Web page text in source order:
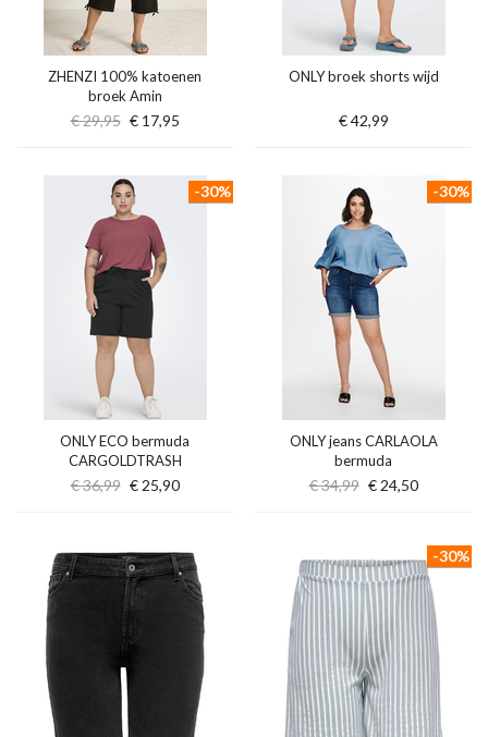
ZHENZI 100% katoenen
broek Amin
€ 29,95 € 17,95
ONLY broek shorts wijd
€ 42,99
ONLY ECO bermuda
CARGOLDTRASH
€ 36,99 € 25,90
-30%
ONLY jeans CARLAOLA
bermuda
€ 34,99 € 24,50
-30%
-30%